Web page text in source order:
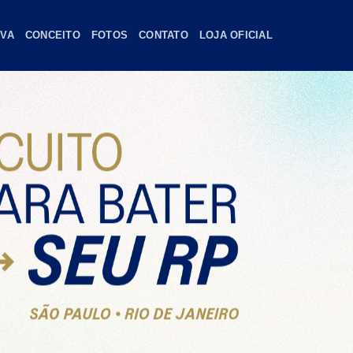
CONCEITO FOTOS CONTATO LOJA OFICIAL